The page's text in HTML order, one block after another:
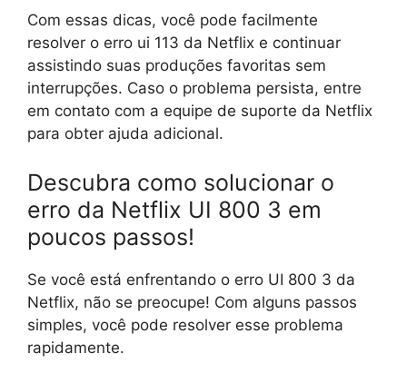
Com essas dicas, você pode facilmente
resolver o erro ui 113 da Netflix e continuar
assistindo suas produções favoritas sem
interrupções. Caso o problema persista, entre
em contato com a equipe de suporte da Netflix
para obter ajuda adicional.
Descubra como solucionar o
erro da Netflix UI 800 3 em
poucos passos!
Se você está enfrentando o erro UI 800 3 da
Netflix, não se preocupe! Com alguns passos
simples, você pode resolver esse problema
rapidamente.